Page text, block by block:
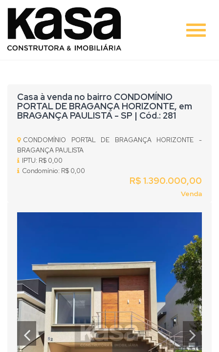
#
Casa à venda no bairro CONDOMÍNIO
PORTAL DE BRAGANÇA HORIZONTE, em
BRAGANÇA PAULISTA - SP | Cód.: 281
CONDOMÍNIO PORTAL DE BRAGANÇA HORIZONTE -
BRAGANÇA PAULISTA
IPTU: R$ 0,00
Condomínio: R$ 0,00
R$ 1.390.000,00
Venda